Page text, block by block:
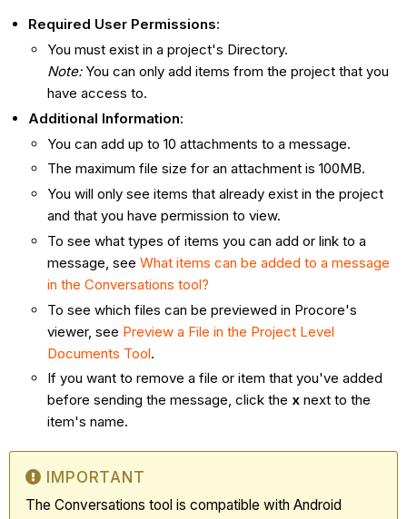
Required User Permissions:
You must exist in a project's Directory.
Note: You can only add items from the project that you
have access to.
Additional Information:
You can add up to 10 attachments to a message.
The maximum file size for an attachment is 100MB.
You will only see items that already exist in the project
and that you have permission to view.
To see what types of items you can add or link to a
message, seeWhat items can be added to a message
in the Conversations tool?
To see which files can be previewed in Procore's
viewer, see Preview a File in the Project Level
Documents Tool.
If you want to remove a file or item that you've added
before sending the message, click the x next to the
item's name.
IMPORTANT
The Conversations tool is compatible with Android